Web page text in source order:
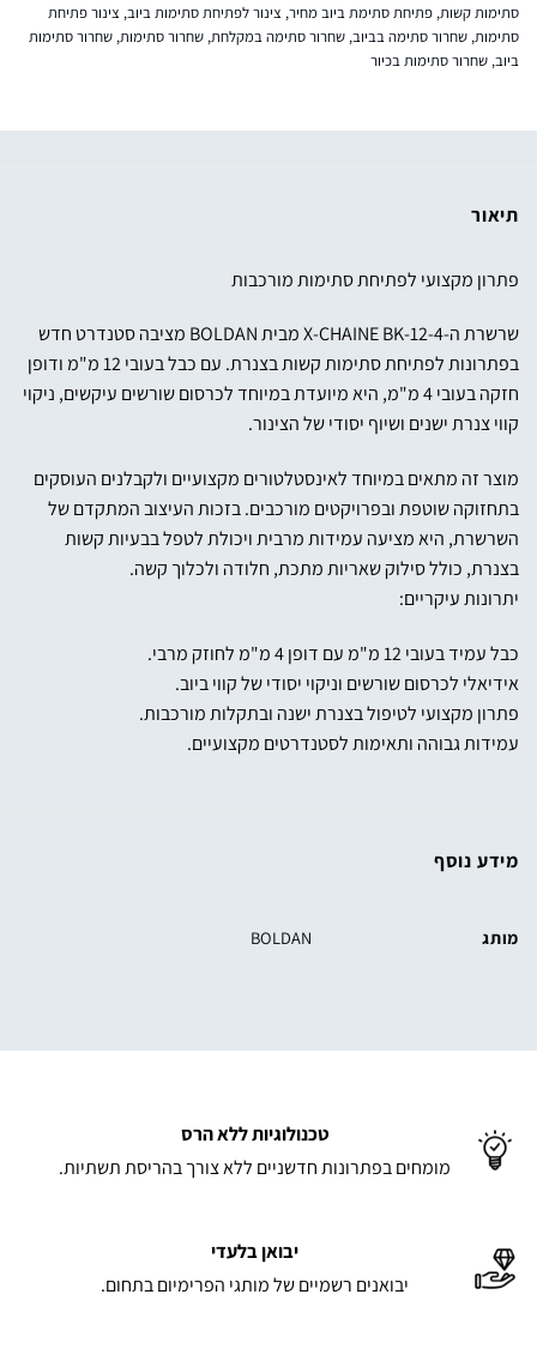
סתימות קשות, פתיחת סתימת ביוב מחיר, צינור לפתיחת סתימות ביוב, צינור פתיחת
סתימות, שחרור סתימה בביוב, שחרור סתימה במקלחת, שחרור סתימות, שחרור סתימות
ביוב, שחרור סתימות בכיור
תיאור
פתרון מקצועי לפתיחת סתימות מורכבות
שרשרת ה-X-CHAINE BK-12-4 מבית BOLDAN מציבה סטנדרט חדש
בפתרונות לפתיחת סתימות קשות בצנרת. עם כבל בעובי 12 מ"מ ודופן
חזקה בעובי 4 מ"מ, היא מיועדת במיוחד לכרסום שורשים עיקשים, ניקוי
קווי צנרת ישנים ושיוף יסודי של הצינור.
מוצר זה מתאים במיוחד לאינסטלטורים מקצועיים ולקבלנים העוסקים
בתחזוקה שוטפת ובפרויקטים מורכבים. בזכות העיצוב המתקדם של
השרשרת, היא מציעה עמידות מרבית ויכולת לטפל בבעיות קשות
בצנרת, כולל סילוק שאריות מתכת, חלודה ולכלוך קשה.
יתרונות עיקריים:
כבל עמיד בעובי 12 מ"מ עם דופן 4 מ"מ לחוזק מרבי.
אידיאלי לכרסום שורשים וניקוי יסודי של קווי ביוב.
פתרון מקצועי לטיפול בצנרת ישנה ובתקלות מורכבות.
עמידות גבוהה ותאימות לסטנדרטים מקצועיים.
מידע נוסף
מותג BOLDAN
טכנולוגיות ללא הרס
מומחים בפתרונות חדשניים ללא צורך בהריסת תשתיות.
יבואן בלעדי
יבואנים רשמיים של מותגי הפרימיום בתחום.